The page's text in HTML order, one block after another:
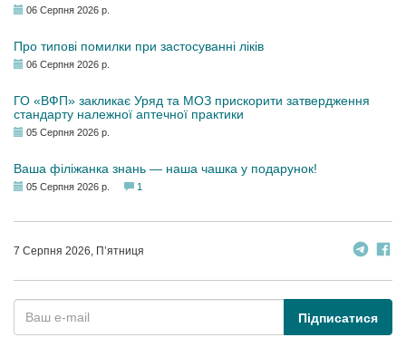
06 Серпня 2026 р.
Про типові помилки при застосуванні ліків
06 Серпня 2026 р.
ГО «ВФП» закликає Уряд та МОЗ прискорити затвердження
стандарту належної аптечної практики
05 Серпня 2026 р.
Ваша філіжанка знань — наша чашка у подарунок!
05 Серпня 2026 р. 1
7 Серпня 2026, П’ятниця
Підписатися